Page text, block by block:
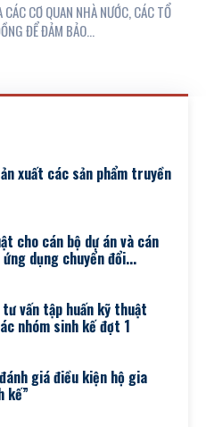
CƠ QUAN NHÀ NƯỚC, CÁC TỔ
ĐỂ ĐẢM BẢO...
xuất các sản phẩm truyền
cho cán bộ dự án và cán
bộ chính quyền địa phương ứng dụng chuyển đổi...
vấn tập huấn kỹ thuật
nhóm sinh kế đợt 1
giá điều kiện hộ gia
kế”